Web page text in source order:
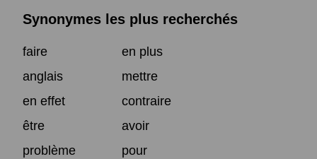
Synonymes les plus recherchés
faire
en plus
anglais
mettre
en effet
contraire
être
avoir
problème
pour